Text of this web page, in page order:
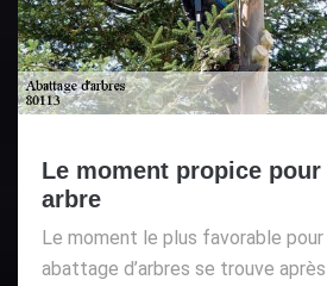
Le moment propice
arbre
Le moment le plus favorable pour
abattage d’arbres se trouve